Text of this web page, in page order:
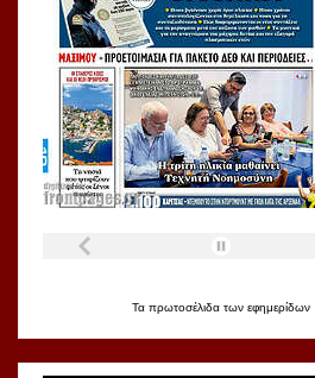
Τα πρωτοσέλιδα των εφημερίδων